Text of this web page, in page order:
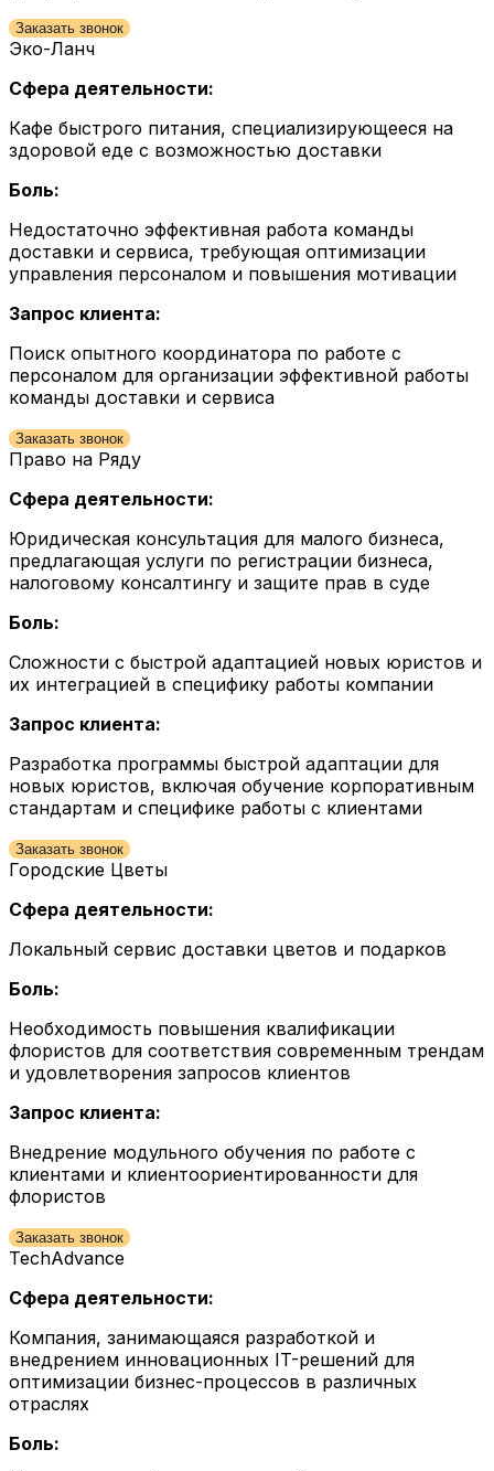
Заказать звонок
Эко-Ланч
Сфера деятельности:
Кафе быстрого питания, специализирующееся на
здоровой еде с возможностью доставки
Боль:
Недостаточно эффективная работа команды
доставки и сервиса, требующая оптимизации
управления персоналом и повышения мотивации
Запрос клиента:
Поиск опытного координатора по работе с
персоналом для организации эффективной работы
команды доставки и сервиса
Заказать звонок
Право на Ряду
Сфера деятельности:
Юридическая консультация для малого бизнеса,
предлагающая услуги по регистрации бизнеса,
налоговому консалтингу и защите прав в суде
Боль:
Сложности с быстрой адаптацией новых юристов и
их интеграцией в специфику работы компании
Запрос клиента:
Разработка программы быстрой адаптации для
новых юристов, включая обучение корпоративным
стандартам и специфике работы с клиентами
Заказать звонок
Городские Цветы
Сфера деятельности:
Локальный сервис доставки цветов и подарков
Боль:
Необходимость повышения квалификации
флористов для соответствия современным трендам
и удовлетворения запросов клиентов
Запрос клиента:
Внедрение модульного обучения по работе с
клиентами и клиентоориентированности для
флористов
Заказать звонок
TechAdvance
Сфера деятельности:
Компания, занимающаяся разработкой и
внедрением инновационных IT-решений для
оптимизации бизнес-процессов в различных
отраслях
Боль: